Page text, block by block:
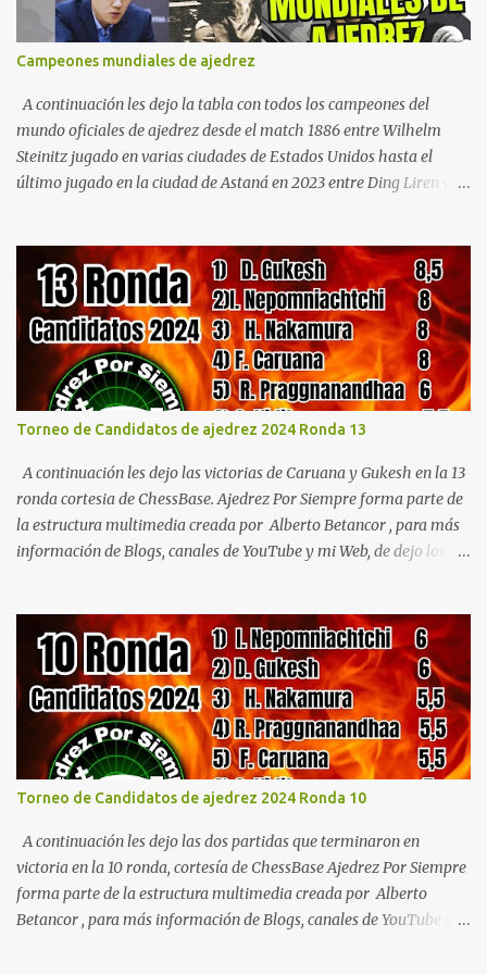
Blog Jurídico: Caza Criminales Si te interesan los cuentos de terror
sumérgete en el misterio y el espíritu de la temporada con Cuentos
Paranormales en Navidad de Alberto Betancor, una fascinante
colección de relatos que combinan la magia de la Navidad con ...
Campeones mundiales de ajedrez
A continuación les dejo la tabla con todos los campeones del
mundo oficiales de ajedrez desde el match 1886 entre Wilhelm
Steinitz jugado en varias ciudades de Estados Unidos hasta el
último jugado en la ciudad de Astaná en 2023 entre Ding Liren y
campeón y el subcampeón, resultado (score) el año y el lugar en el
que se disputo el encuentro. Campeonatos del mundo oficiales [
editar ] Año Sede Campeón G (+) P (-) Partidas empatadas
Contrincante Formato Campeonato único mundial pre-FIDE
(1886-1946) 1886 Detalle Nueva York San Luis Nueva Orleans
Wilhelm Steinitz Imperio Austro-Húngaro 10 5 5 Johannes
Zukertort Reino Unido Primero que alcance 10 victorias. 1889
Detalle La Habana Wilhelm Steinitz Estados Unidos 10 6 1 Mijaíl
Chigorin Imperio Ruso Mejor de 20 partidas + desempate. 1891
Detalle Nueva York W...
Torneo de Candidatos de ajedrez 2024 Ronda 13
A continuación les dejo las victorias de Caruana y Gukesh en la 13
ronda cortesia de ChessBase. Ajedrez Por Siempre forma parte de
la estructura multimedia creada por Alberto Betancor , para más
información de Blogs, canales de YouTube y mi Web, de dejo los
Velero De Papel ✅ Blog de Ajedrez: Ajedrez Por Siempre ✅ Canal
de YouTube de ajedrez: Ajedrez Por Siempre ✅ Blog Jurídico:
Caza Criminales Si te interesan los cuentos de terror sumérgete en
el misterio y el espíritu de la temporada con Cuentos
Paranormales en Navidad de Alberto Betancor, una fascinante
colección de relatos que combinan la magia de la Navidad con
elementos paranormales y sobrenaturales. Estos cuentos te
llevarán a un mundo donde los límites entre lo terrenal y lo divino
se desdibujan, donde las luces parpadeantes del árbol de Navidad
...
Torneo de Candidatos de ajedrez 2024 Ronda 10
A continuación les dejo las dos partidas que terminaron en
victoria en la 10 ronda, cortesía de ChessBase Ajedrez Por Siempre
forma parte de la estructura multimedia creada por Alberto
Betancor , para más información de Blogs, canales de YouTube y